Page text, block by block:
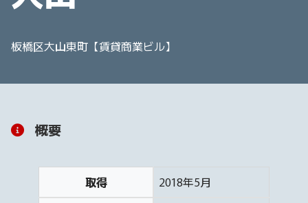
板橋区大山東町【賃貸商業ビル】
概要
取得
2018年5月